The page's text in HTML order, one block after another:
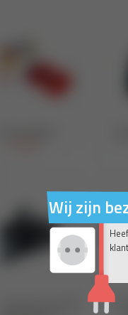
Wij zijn